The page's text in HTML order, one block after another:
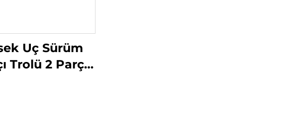
Uç Sürüm
Trolü 2 Parça